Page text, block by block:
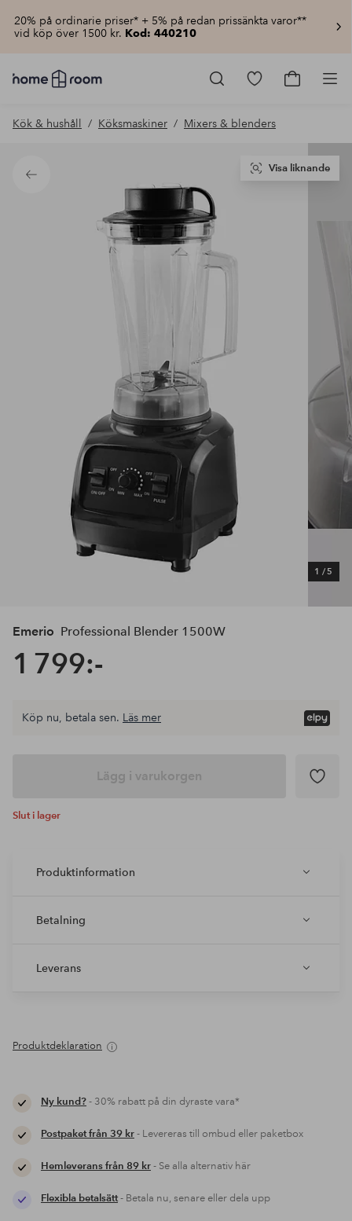
20% på ordinarie priser* + 5% på redan prissänkta varor**
vid köp över 1500 kr. Kod: 440210
Homeroom
–
hemmet
pris
Gå
produkter
Gå
Kök & hushåll Köksmaskiner Mixers & blenders
Tillbaka
1 /5
Visa liknande
Emerio Professional Blender 1500W
1 799:-
Köp nu, betala sen. Läs mer
Lägg i varukorgen
Slut i lager
Produktinformation
Betalning
Leverans
Produktdeklaration
Ny kund?- 30% rabatt på din dyraste vara*
Postpaket från 39 kr- Levereras till ombud eller paketbox
Hemleverans från 89 kr- Se alla alternativ här
Flexibla betalsätt- Betala nu, senare eller dela upp